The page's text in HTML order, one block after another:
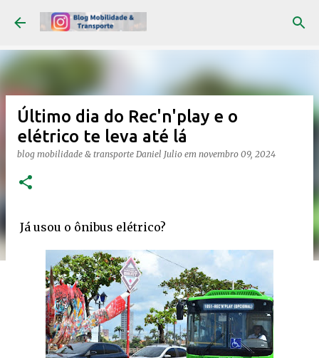
Pular para o conteúdo principal
Último dia do Rec'n'play e o
elétrico te leva até lá
blog mobilidade & transporte Daniel Julio em novembro 09, 2024
Já usou o ônibus elétrico?